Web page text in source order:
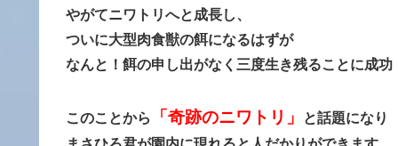
やがてニワトリへと成長し、
ついに大型肉食獣の餌になるはずが
なんと！餌の申し出がなく三度生き残ることに成功
このことから 「奇跡のニワトリ」
と話題になり